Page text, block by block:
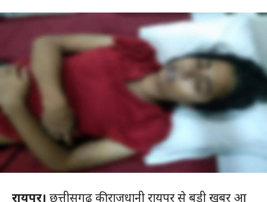
रायपुर। छत्तीसगढ़ की राजधानी रायपुर से बड़ी खबर आ